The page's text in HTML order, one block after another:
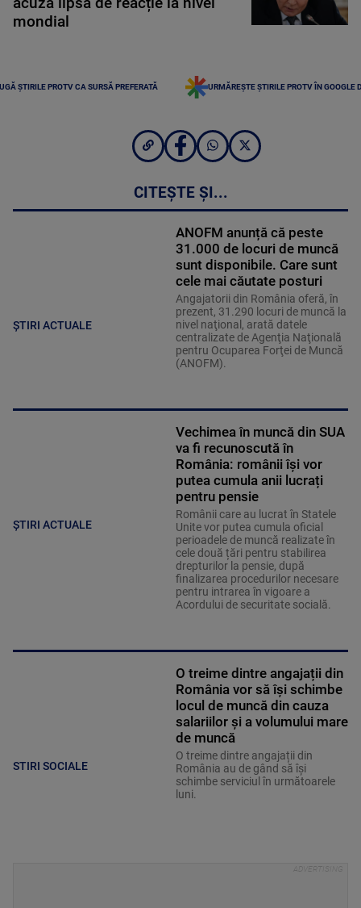
mondial
ȘTIRILE PROTV CA SURSĂ PREFERATĂ URMĂREȘTE ȘTIRILE PROTV ÎN GOOGLE
CITEȘTE ȘI...
ȘTIRI ACTUALE
ANOFM anunță că peste
31.000 de locuri de muncă
sunt disponibile. Care sunt
cele mai căutate posturi
Angajatorii din România oferă, în
prezent, 31.290 locuri de muncă la
nivel naţional, arată datele
centralizate de Agenţia Naţională
pentru Ocuparea Forţei de Muncă
(ANOFM).
ȘTIRI ACTUALE
Vechimea în muncă din SUA
va fi recunoscută în
România: românii își vor
putea cumula anii lucrați
pentru pensie
Românii care au lucrat în Statele
Unite vor putea cumula oficial
perioadele de muncă realizate în
cele două țări pentru stabilirea
drepturilor la pensie, după
finalizarea procedurilor necesare
pentru intrarea în vigoare a
Acordului de securitate socială.
STIRI SOCIALE
O treime dintre angajații din
România vor să își schimbe
locul de muncă din cauza
salariilor și a volumului mare
de muncă
O treime dintre angajații din
România au de gând să își
schimbe serviciul în următoarele
luni.